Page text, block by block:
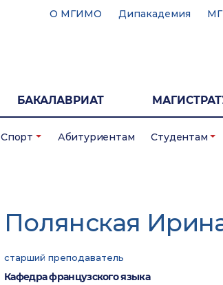
О МГИМО Дипакадемия
БАКАЛАВРИАТ
Спорт Абитуриентам Студентам
Полянская
старший преподаватель
Кафедра французского языка